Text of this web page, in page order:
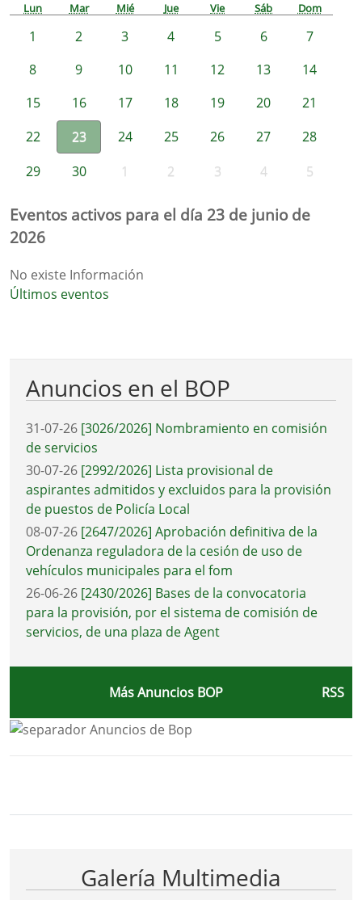
Lun Mar Mié Jue Vie Sáb Dom
1 2 3 4 5 6
7
8
9 10 11 12 13
14
15
16 17 18 19 20
21
22
23 24 25 26 27
28
29
30 1 2 3 4 5
Eventos activos para el día 23 de junio de
2026
No existe Información
Últimos eventos
Anuncios en el BOP
31-07-26 [3026/2026] Nombramiento en comisión
de servicios
30-07-26 [2992/2026] Lista provisional de
aspirantes admitidos y excluidos para la provisión
de puestos de Policía Local
08-07-26 [2647/2026] Aprobación definitiva de la
Ordenanza reguladora de la cesión de uso de
vehículos municipales para el fom
26-06-26 [2430/2026] Bases de la convocatoria
para la provisión, por el sistema de comisión de
servicios, de una plaza de Agent
Más Anuncios BOP RSS
Galería Multimedia